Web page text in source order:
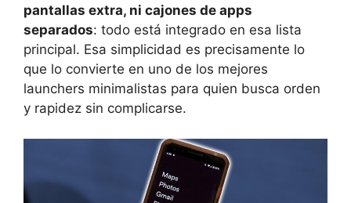
pantallas extra, ni cajones de apps
separados: todo está integrado en esa lista
principal. Esa simplicidad es precisamente lo
que lo convierte en uno de los mejores
launchers minimalistas para quien busca orden
y rapidez sin complicarse.